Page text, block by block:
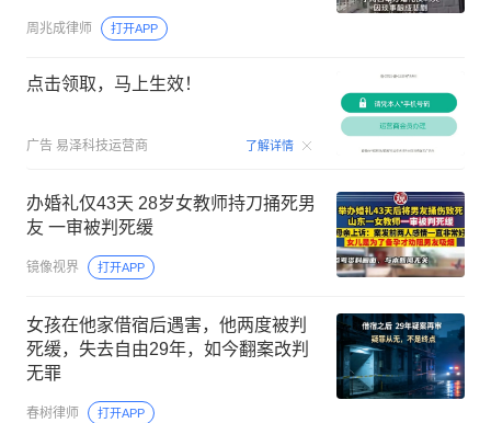
周兆成律师 打开APP
点击领取，马上生效！
广告 易泽科技运营商 了解详情
办婚礼仅43天 28岁女教师持刀捅死男
友 一审被判死缓
镜像视界 打开APP
女孩在他家借宿后遇害，他两度被判
死缓，失去自由29年，如今翻案改判
无罪
春树律师 打开APP